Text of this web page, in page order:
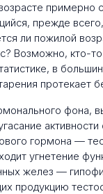
примерно
прежде
ли пожилой
Возможно, кто-
в
протекает
фона,
гормона —
угнетение
желез —
продукцию